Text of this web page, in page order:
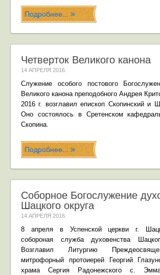
Подробнее...
Четверток Великого канона
14 АПРЕЛЯ 2016
Служение особого постового
Великого канона преподобного Андрея
2016 г. возглавил епископ Скопинский и
Оно состоялось в Сретенском
Скопина.
Подробнее...
Соборное Богослужение
Шацкого округа
14 АПРЕЛЯ 2016
8 апреля в Успенской церкви г.
собороная служба духовенства
Возглавил Литургию
митрофорный протоиерей Георгий
храма Сергия Радонежского с.